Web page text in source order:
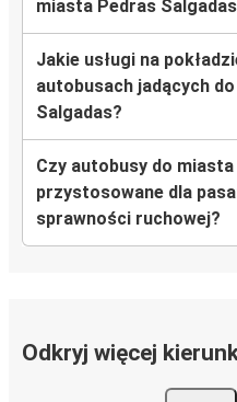
miasta Pedras
Jakie usługi na
autobusach jadących
Salgadas?
Czy autobusy do
przystosowane dla
sprawności ruchowej?
Odkryj więcej